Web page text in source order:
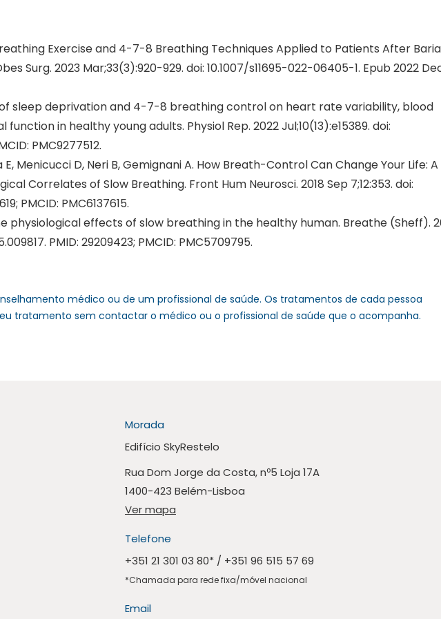
Exercise and 4-7-8 Breathing Techniques Applied to Patients After
Surg. 2023 Mar;33(3):920-929. doi: 10.1007/s11695-022-06405-1. Epub 2022
of sleep deprivation and 4-7-8 breathing control on heart rate variability, blood
in healthy young adults. Physiol Rep. 2022 Jul;10(13):e15389. doi:
PMC9277512.
Menicucci D, Neri B, Gemignani A. How Breath-Control Can Change Your Life: A
Correlates of Slow Breathing. Front Hum Neurosci. 2018 Sep 7;12:353. doi:
PMCID: PMC6137615.
physiological effects of slow breathing in the healthy human. Breathe (Sheff).
PMID: 29209423; PMCID: PMC5709795.
médico ou de um profissional de saúde. Os tratamentos de cada pessoa
tratamento sem contactar o médico ou o profissional de saúde que o acompanha.
Morada
Edifício SkyRestelo
Rua Dom Jorge da Costa, nº5 Loja 17A
1400-423 Belém-Lisboa
Ver mapa
Telefone
+351 21 301 03 80* / +351 96 515 57 69
*Chamada para rede fixa/móvel nacional
Email